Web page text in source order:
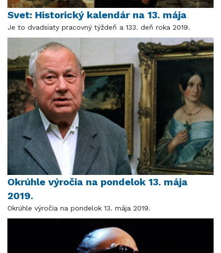
Svet: Historický kalendár na 13. mája
Je to dvadsiaty pracovný týždeň a 133. deň roka 2019.
Okrúhle výročia na pondelok 13. mája
2019.
Okrúhle výročia na pondelok 13. mája 2019.